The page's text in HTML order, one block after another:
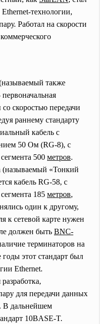
технологии,
Работал на скорости
также
со скоростью передачи
раннему стандарту
кабель с
50 Ом (RG-8), с
500 метров.
(называемый «Тонкий
кабель RG-58, с
185 метров,
один к другому,
к сетевой карте нужен
должен быть BNC-
терминаторов на
этот стандарт был
Ethernet.
для передачи данных
В дальнейшем
10BASE-T.